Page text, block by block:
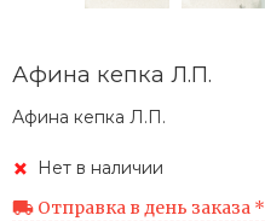
Афина кепка Л.П.
Афина кепка Л.П.
Нет в наличии
Отправка в день заказа *